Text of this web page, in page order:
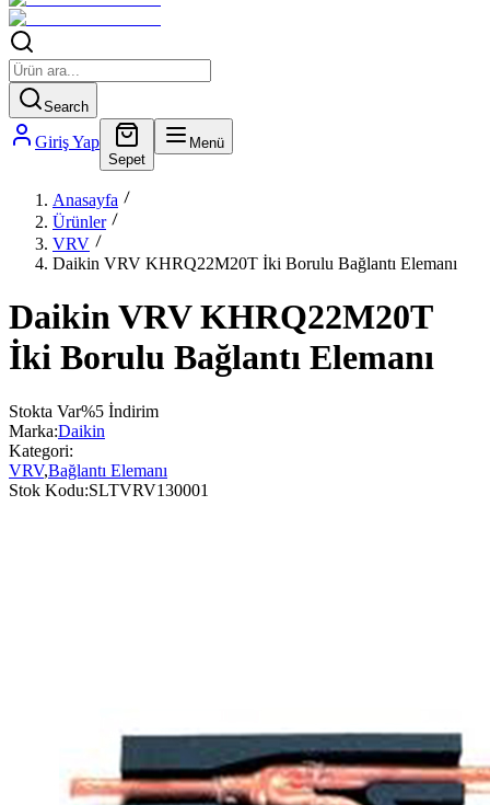
Search
Giriş Yap
Sepet
Menü
Anasayfa
Ürünler
VRV
Daikin VRV KHRQ22M20T İki Borulu Bağlantı Elemanı
Daikin VRV KHRQ22M20T
İki Borulu Bağlantı Elemanı
Stokta Var%5 İndirim
Marka:Daikin
Kategori:
VRV,Bağlantı Elemanı
Stok Kodu:SLTVRV130001